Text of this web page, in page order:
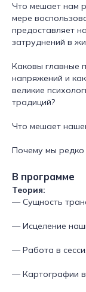
Что мешает нам
мере
предоставляет
затруднений в
Каковы главные
напряжений и
великие
традиций?
Что мешает
Почему мы редко
В программе
Теория:
— Сущность
— Исцеление
— Работа в
— Картографии